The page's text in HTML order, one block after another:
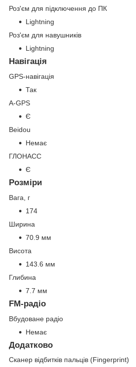
Роз'єм для підключення до ПК
Lightning
Роз'єм для навушників
Lightning
Навігація
GPS-навігація
Так
A-GPS
Є
Beidou
Немає
ГЛОНАСС
Є
Розміри
Вага, г
174
Ширина
70.9 мм
Висота
143.6 мм
Глибина
7.7 мм
FM-радіо
Вбудоване радіо
Немає
Додатково
Сканер відбитків пальців (Fingerprint)